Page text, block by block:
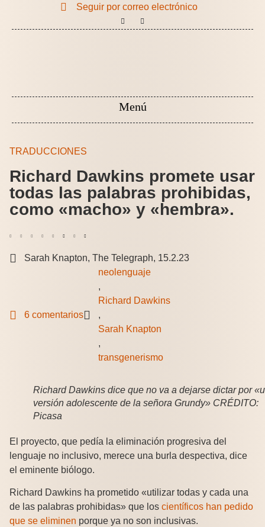
Seguir por correo electrónico
TRADUCCIONES
Richard Dawkins promete usar
todas las palabras prohibidas,
como «macho» y «hembra».
Sarah Knapton, The Telegraph, 15.2.23
6 comentarios
neolenguaje
,
Richard Dawkins
,
Sarah Knapton
,
transgenerismo
Richard Dawkins dice que no va a dejarse dictar por
versión adolescente de la señora Grundy» CRÉDITO:
Picasa
El proyecto, que pedía la eliminación progresiva del
lenguaje no inclusivo, merece una burla despectiva, dice
el eminente biólogo.
Richard Dawkins ha prometido «utilizar todas y cada una
de las palabras prohibidas» que los científicos han pedido
que se eliminen porque ya no son inclusivas.